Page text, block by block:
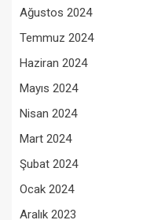
Ağustos 2024
Temmuz 2024
Haziran 2024
Mayıs 2024
Nisan 2024
Mart 2024
Şubat 2024
Ocak 2024
Aralık 2023